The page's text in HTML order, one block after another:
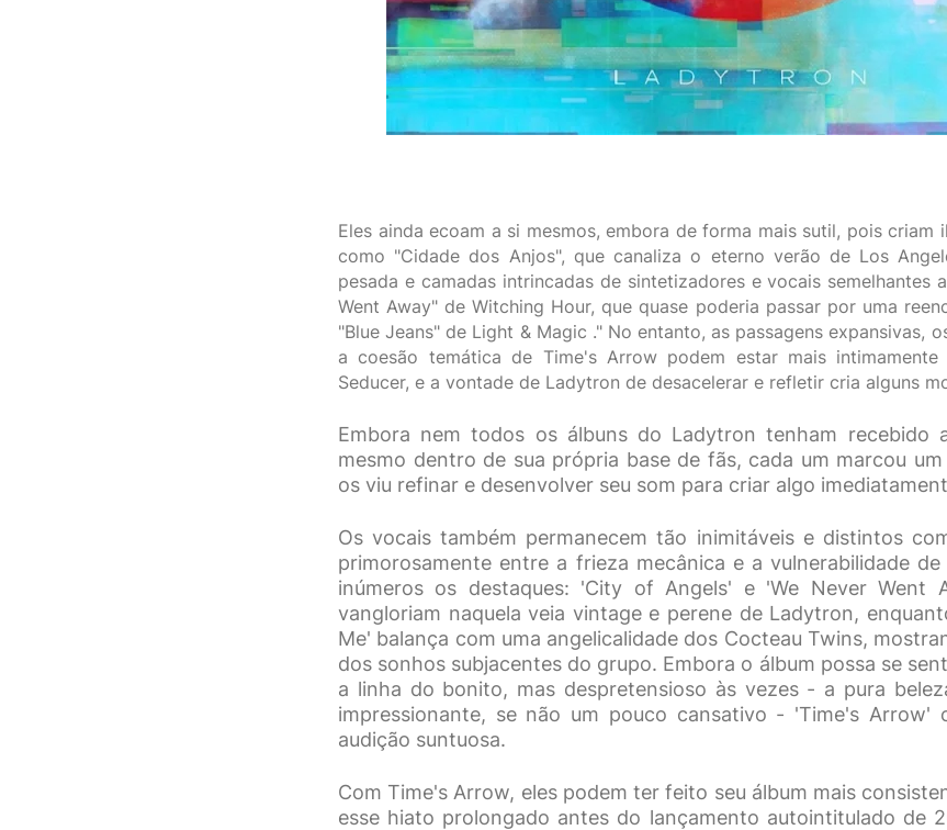
Eles ainda ecoam a si mesmos, embora de forma mais sutil, pois criam
como "Cidade dos Anjos", que canaliza o eterno verão de Los
pesada e camadas intrincadas de sintetizadores e vocais semelhantes
Went Away" de Witching Hour, que quase poderia passar por uma
"Blue Jeans" de Light & Magic ." No entanto, as passagens expansivas,
a coesão temática de Time's Arrow podem estar mais
Seducer, e a vontade de Ladytron de desacelerar e refletir cria alguns
Embora nem todos os álbuns do Ladytron tenham recebido
mesmo dentro de sua própria base de fãs, cada um marcou
os viu refinar e desenvolver seu som para criar algo
Os vocais também permanecem tão inimitáveis ​​e distintos
primorosamente entre a frieza mecânica e a vulnerabilidade de
inúmeros os destaques: 'City of Angels' e 'We Never Went
vangloriam naquela veia vintage e perene de Ladytron,
Me' balança com uma angelicalidade dos Cocteau Twins,
dos sonhos subjacentes do grupo. Embora o álbum possa se
a linha do bonito, mas despretensioso às vezes - a pura
impressionante, se não um pouco cansativo - 'Time's Arrow'
audição suntuosa.
Com Time's Arrow, eles podem ter feito seu álbum mais
esse hiato prolongado antes do lançamento autointitulado de